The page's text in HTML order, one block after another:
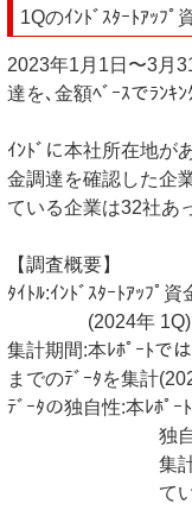
1Qのｲﾝﾄﾞｽﾀｰﾄｱｯﾌﾟ
2023年1月1日〜3月
達を､金額ﾍﾞｰｽでﾗﾝｷ
ｲﾝﾄﾞに本社所在地が
金調達を確認した企
ている企業は32社あ
【調査概要】
ﾀｲﾄﾙ:ｲﾝﾄﾞｽﾀｰﾄｱｯﾌﾟ
(2024年 1Q)
集計期間:本ﾚﾎﾟｰﾄで
までのﾃﾞｰﾀを集計
ﾃﾞｰﾀの独自性:本ﾚﾎﾟ
独自に収集し
集計はすべて
てい